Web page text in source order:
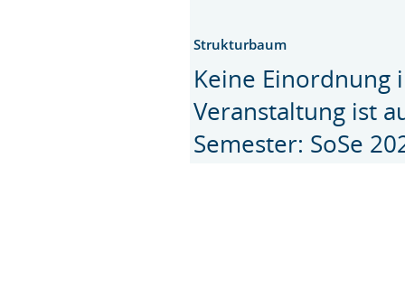
Strukturbaum
Keine Einordnung
Veranstaltung ist
Semester: SoSe